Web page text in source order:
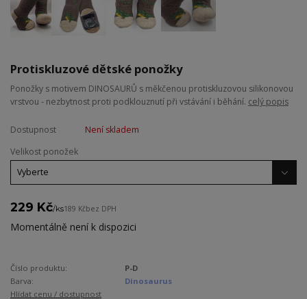
Protiskluzové dětské ponožky
Ponožky s motivem DINOSAURŮ s měkčenou protiskluzovou silikonovou
vrstvou - nezbytnost proti podklouznutí při vstávání i běhání. celý popis
Dostupnost
Není skladem
Velikost ponožek
229 Kč/ks189 Kčbez DPH
Momentálně není k dispozici
Číslo produktu:
P-D
Barva:
Dinosaurus
Hlídat cenu / dostupnost